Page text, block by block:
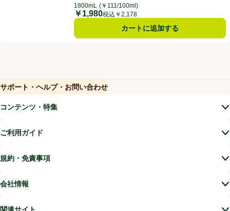
1800mL (￥111/100ml)
価格
￥1,980税込￥2,178
カートに追加する
サポート・ヘルプ・お問い合わせ
(新しいウィンドウで開く)
コンテンツ・特集
ご利用ガイド
規約・免責事項
会社情報
関連サイト